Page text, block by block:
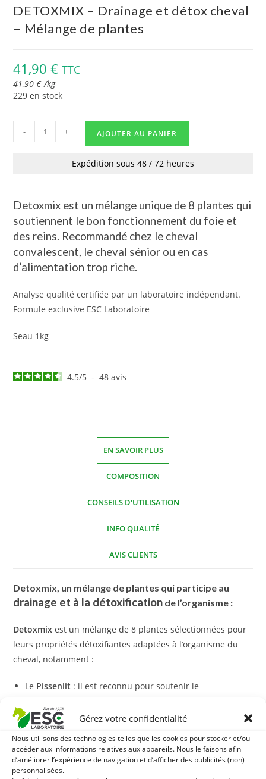
Gérez votre confidentialité
Nous utilisons des technologies telles que les cookies pour stocker et/ou
accéder aux informations relatives aux appareils. Nous le faisons afin
d’améliorer l’expérience de navigation et d’afficher des publicités (non)
personnalisées.
DETOXMIX – Drainage et détox cheval
– Mélange de plantes
41,90€ TTC
41,90€ /kg
229 en stock
- + AJOUTER AU PANIER
Expédition sous 48 / 72 heures
Detoxmix est un mélange unique de 8 plantes qui
soutiennent le bon fonctionnement du foie et
des reins. Recommandé chez le cheval
convalescent, le cheval sénior ou en cas
d’alimentation trop riche.
Analyse qualité certifiée par un laboratoire indépendant.
Formule exclusive ESC Laboratoire
Seau 1kg
4.5/5 - 48avis
EN SAVOIR PLUS
COMPOSITION
CONSEILS D'UTILISATION
INFO QUALITÉ
AVIS CLIENTS
Detoxmix, un mélange de plantes qui participe au
drainage et à la détoxification de l’organisme :
Detoxmixest un mélange de 8 plantes sélectionnées pour
leurs propriétés détoxifiantes adaptées à l’organisme du
cheval, notamment :
Le Pissenlit : il est reconnu pour soutenir le
dépurative.
L’ Artichaut
bon fonctionnement du foie et des reins. L’artichaut est
également source de fibres et d’antioxydants.
LeChardon-Marie